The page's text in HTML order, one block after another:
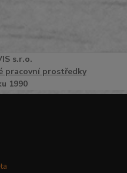
Ss.r.o.
pracovní prostředky
1990